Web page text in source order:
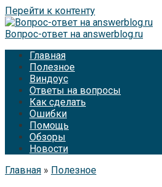
Перейти к контенту
Вопрос-ответ на answerblog.ru
Главная
Полезное
Виндоус
Ответы на вопросы
Как сделать
Ошибки
Помощь
Обзоры
Новости
Главная » Полезное